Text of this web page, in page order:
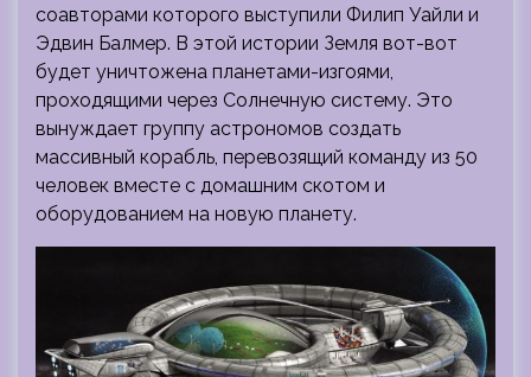
соавторами которого выступили Филип Уайли и
Эдвин Балмер. В этой истории Земля вот-вот
будет уничтожена планетами-изгоями,
проходящими через Солнечную систему. Это
вынуждает группу астрономов создать
массивный корабль, перевозящий команду из 50
человек вместе с домашним скотом и
оборудованием на новую планету.